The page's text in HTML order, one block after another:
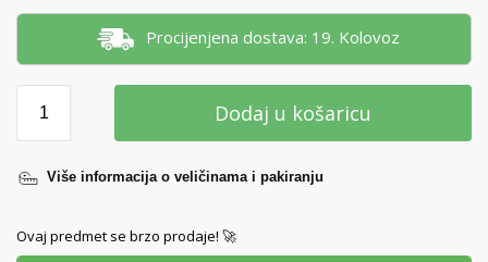
Procijenjena dostava: 19. Kolovoz
Dodaj u košaricu
Više informacija o veličinama i pakiranju
Ovaj predmet se brzo prodaje! 🚀